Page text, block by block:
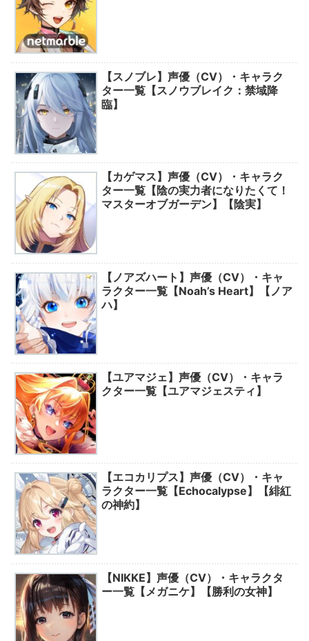
【スノブレ】声優（CV）・キャラク
ター一覧【スノウブレイク：禁域降
臨】
【カゲマス】声優（CV）・キャラク
ター一覧【陰の実力者になりたくて！
マスターオブガーデン】【陰実】
【ノアズハート】声優（CV）・キャ
ラクター一覧【Noah’s Heart】【ノア
ハ】
【ユアマジェ】声優（CV）・キャラ
クター一覧【ユアマジェスティ】
【エコカリプス】声優（CV）・キャ
ラクター一覧【Echocalypse】【緋紅
の神約】
【NIKKE】声優（CV）・キャラクタ
ー一覧【メガニケ】【勝利の女神】